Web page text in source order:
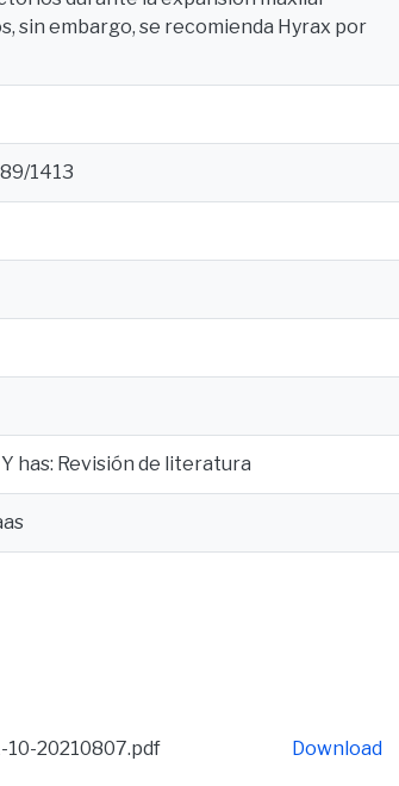
sin embargo, se recomienda Hyrax por
1413
has: Revisión de literatura
20210807.pdf
Download